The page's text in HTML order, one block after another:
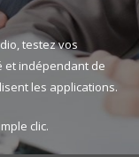
testez vos
et indépendant de
les applications.
clic.